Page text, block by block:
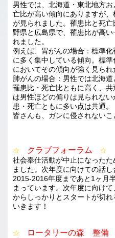
男性では、北海道・東北地方
亡比が高い傾向にありますが
が見られました。罹患比と死
野県と広島県で、罹患比が高
れました。
例えば、胃がんの場合：標準
に多く集中している傾向。標
においてその傾向が強く見られ
肺がんの場合：男性では北海
罹患比・死亡比ともに高く、
は男性ほどの偏りは見られな
患・死亡ともに多い点は共通。
皆さんも、ガンに侵されないこ
☆ クラブフォーラム
☆
社会奉仕活動が中止になった
ました。次年度に向けての話し
2015-2016年度まであと1ヶ月
まっています。次年度に向け
からしっかりとスタートが切
いきます！
☆ ロータリーの森 整備